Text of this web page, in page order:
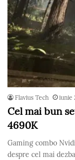
Flavius Tech iunie
Cel mai bun
4690K
Gaming combo
despre cel mai